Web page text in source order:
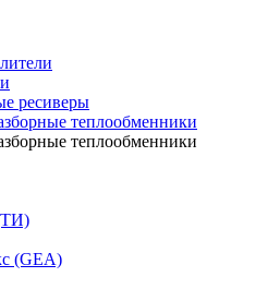
ресиверы
теплообменники
теплообменники
(GEA)